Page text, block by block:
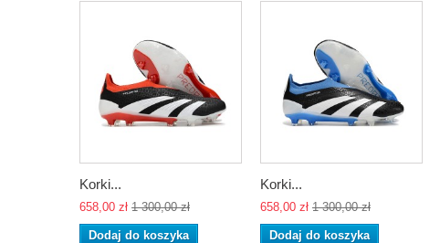
Korki...
658,00 zł 1 300,00 zł
Dodaj do koszyka
Korki...
658,00 zł 1 300,00 zł
Dodaj do koszyka